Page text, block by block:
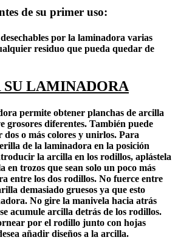
de su primer uso:
por la laminadora varias
residuo que pueda quedar de
SU LAMINADORA
permite obtener planchas de arcilla
grosores diferentes. También puede
o más colores y unirlos. Para
de la laminadora en la posición
la arcilla en los rodillos, aplástela
en trozos que sean solo un poco más
entre los dos rodillos. No fuerce entre
demasiado gruesos ya que esto
No gire la manivela hacia atrás
acumule arcilla detrás de los rodillos.
por el rodillo junto con hojas
añadir diseños a la arcilla.